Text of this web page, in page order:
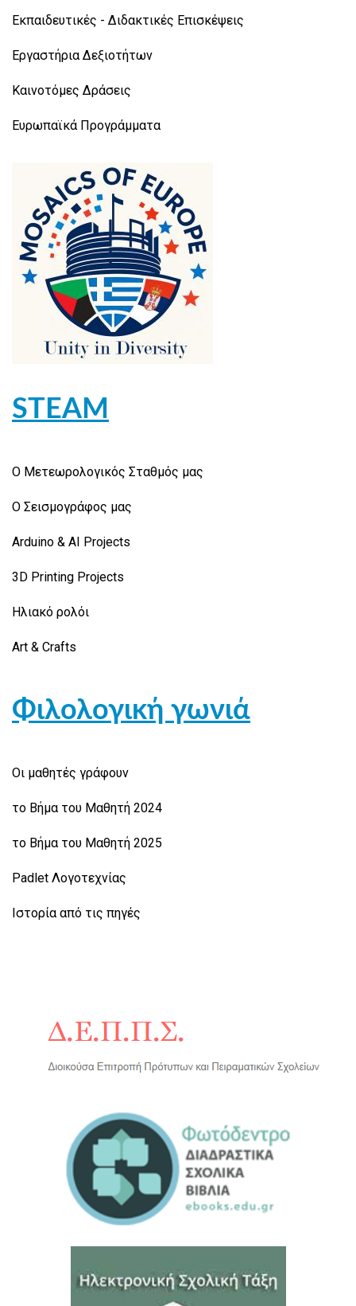
Εκπαιδευτικές - Διδακτικές Επισκέψεις
Εργαστήρια Δεξιοτήτων
Καινοτόμες Δράσεις
Ευρωπαϊκά Προγράμματα
STEAM
Ο Μετεωρολογικός Σταθμός μας
Ο Σεισμογράφος μας
Arduino & AI Projects
3D Printing Projects
Ηλιακό ρολόι
Art & Crafts
Φιλολογική γωνιά
Οι μαθητές γράφουν
το Βήμα του Μαθητή 2024
το Βήμα του Μαθητή 2025
Padlet Λογοτεχνίας
Ιστορία από τις πηγές